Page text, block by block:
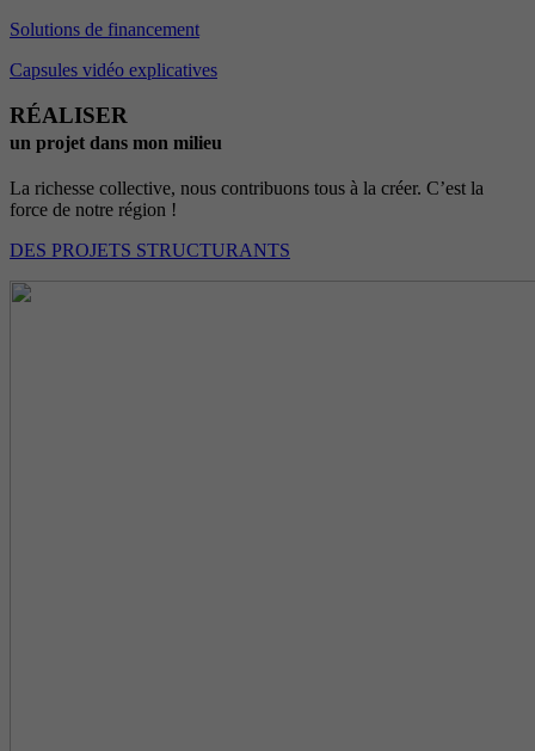
Solutions de financement
Capsules vidéo explicatives
RÉALISER
un projet dans mon milieu
La richesse collective, nous contribuons tous à la créer. C’est la
force de notre région !
DES PROJETS STRUCTURANTS